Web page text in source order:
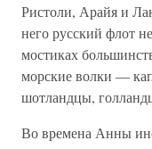
Ристоли, Арайя и
него русский флот
мостиках
морские волки —
шотландцы,
Во времена Анны